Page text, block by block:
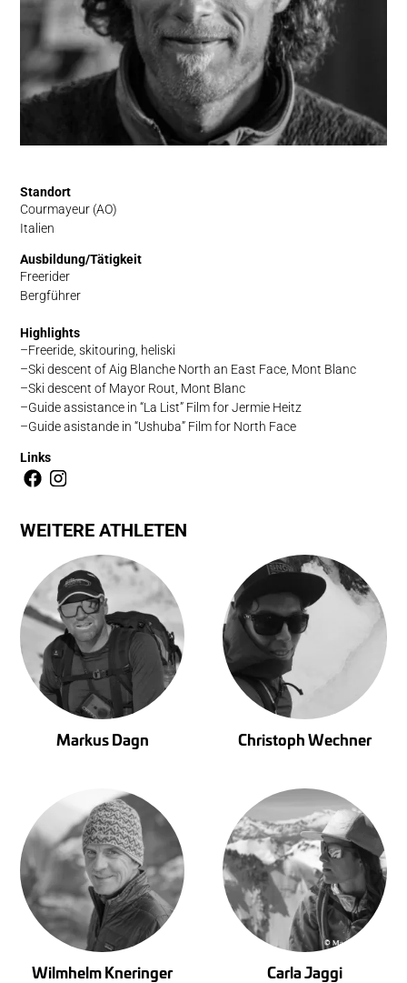
Standort
Courmayeur (AO)
Italien
Ausbildung/Tätigkeit
Freerider
Bergführer
Highlights
Freeride, skitouring, heliski
Ski descent of Aig Blanche North an East Face, Mont Blanc
Ski descent of Mayor Rout, Mont Blanc
Guide assistance in “La List” Film for Jermie Heitz
Guide asistande in “Ushuba” Film for North Face
Links
WEITERE ATHLETEN
Markus Dagn Christoph Wechner
Wilmhelm Kneringer Carla Jaggi